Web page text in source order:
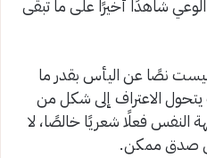
شاهدًا أخيرًا على ما تبقى
نصًا عن اليأس بقدر ما
الاعتراف إلى شكل من
النفس فعلًا شعريًا خالصًا، لا
صدق ممكن.